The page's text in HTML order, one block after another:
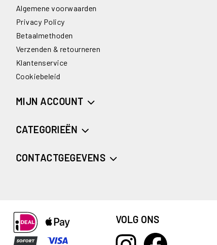
Algemene voorwaarden
Privacy Policy
Betaalmethoden
Verzenden & retourneren
Klantenservice
Cookiebeleid
MIJN ACCOUNT
CATEGORIEËN
CONTACTGEGEVENS
VOLG ONS